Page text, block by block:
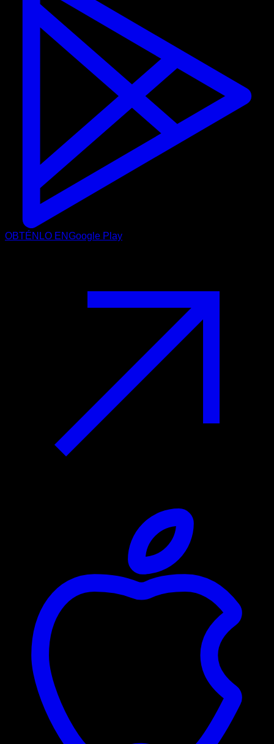
OBTÉNLO ENGoogle Play